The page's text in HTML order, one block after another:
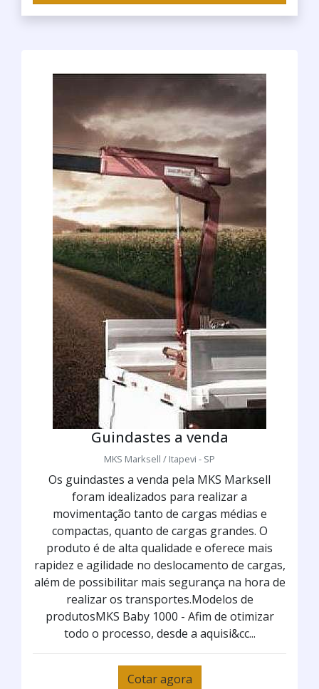
Guindastes a venda
MKS Marksell / Itapevi - SP
Os guindastes a venda pela MKS Marksell
foram idealizados para realizar a
movimentação tanto de cargas médias e
compactas, quanto de cargas grandes. O
produto é de alta qualidade e oferece mais
rapidez e agilidade no deslocamento de cargas,
além de possibilitar mais segurança na hora de
realizar os transportes.Modelos de
produtosMKS Baby 1000 - Afim de otimizar
todo o processo, desde a aquisi&cc...
Cotar agora